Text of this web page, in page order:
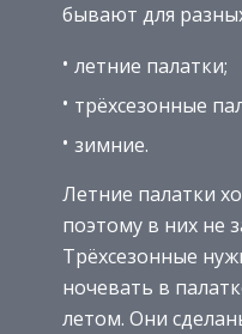
бывают для
летние палатки;
трёхсезонные
зимние.
Летние палатки
поэтому в них не
Трёхсезонные
ночевать в
летом. Они